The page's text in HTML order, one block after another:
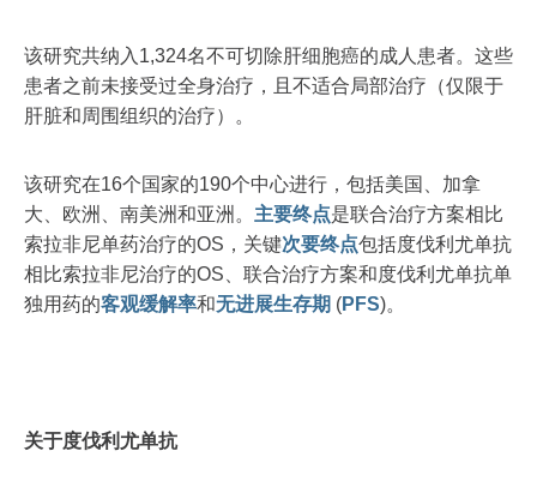
该研究共纳入1,324名不可切除肝细胞癌的成人患者。这些
患者之前未接受过全身治疗，且不适合局部治疗（仅限于
肝脏和周围组织的治疗）。
该研究在16个国家的190个中心进行，包括美国、加拿
大、欧洲、南美洲和亚洲。 主要终点是联合治疗方案相比
索拉非尼单药治疗的OS，关键次要终点包括度伐利尤单抗
相比索拉非尼治疗的OS、联合治疗方案和度伐利尤单抗单
独用药的客观缓解率和无进展生存期 (PFS)。
关于度伐利尤单抗